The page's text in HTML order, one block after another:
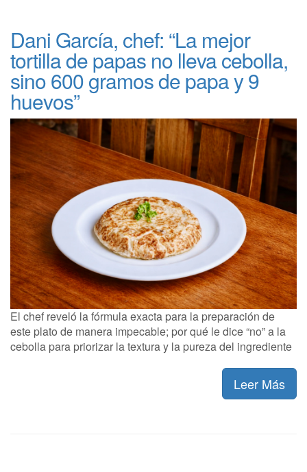
Dani García, chef: “La mejor
tortilla de papas no lleva cebolla,
sino 600 gramos de papa y 9
huevos”
El chef reveló la fórmula exacta para la preparación de
este plato de manera impecable; por qué le dice “no” a la
cebolla para priorizar la textura y la pureza del ingrediente
Leer Más